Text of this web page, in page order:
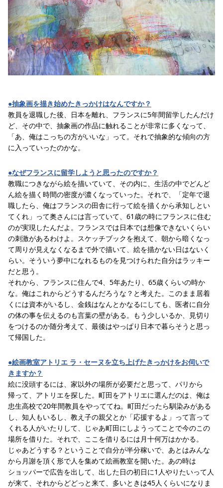
●抽象画を描き始めたきっかけはなんですか？
教員を退職した後、日本を離れ、フランスに5年間留学したんだけ
ど、その中で、抽象画の作品に触れることが非常に多くなって、
「あ、俺はこっちの方がいいな」って。それで抽象的な傾向の方
に入っていったのかな。
●なぜフランスに留学しようと思ったのですか？
教職につきながら絵を描いていて、その内に、生活の中でどんど
ん絵を描く時間の密度が濃くなっていった。それで、「定年で退
職したら、俺はフランスの田舎に行って絵を描くから承知しとい
てくれ」って奥さんには言っていて、61歳の時にフランスに住む
のが実現したんだよ。フランスでは日本では想像できないくらい
の刺激があるわけよ。スケッチブックを抱えて、朝から暗くなっ
て周りが見えなくなるまで外で描いて、絵を描かない日はないく
らい。そういう夢中になれるものを見つけられた自分はラッキー
だと思う。
それから、フランスに住んで4、5年あたり、65歳くらいの時か
な。俺はこれからどうするんだろうな？と考えた。このまま居着
くには資本がいるし、金銭はなんとかなるにしても、医者に自分
の体の事を伝えるのも言葉の壁がある。もう少しいるか、見切り
をつけるのか随分考えて、最後はやっぱり日本で暮らそうと思っ
て帰国した。
●絵画教室アトリエ ラ・セーヌを立ち上げたきっかけをお伺いで
きますか？
絵に没頭するには、家以外の場所が必要だと思って、パリから
帰って、アトリエを探した。町田をアトリエに選んだのは、俺は
忠生高校で20年間教員をやっててね。町田だったら馴染みがある
し、知人もいるし、教え子の親父とか「応援するよ」って言って
くれる人がいたりして、じゃあ町田にしようってことで今のこの
場所を借りた。それで、ここを借りるには月十何万はかかる。
じゃあどうする？ということで自分が半分稼いで、あとはみんな
から月謝を頂く形で人を集めて絵画教室を開いた。あの時は
ショッパーで広告を出して、出した日の初日に1人やりたいって人
が来て、それからどどっと来て、多いときは45人くらいになりま